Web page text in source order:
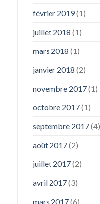
février 2019(1)
juillet 2018 (1)
mars 2018 (1)
janvier 2018 (2)
novembre 2017(1)
octobre 2017(1)
septembre 2017(4)
août 2017(2)
juillet 2017(2)
avril 2017(3)
mars 2017(6)